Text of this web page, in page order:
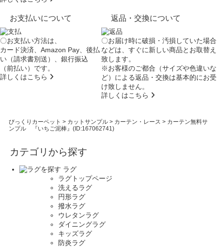
お支払いについて
〇お支払い方法は、
カード決済、Amazon Pay、後払
い（請求書別送）、銀行振込
（前払い）です。
詳しくはこちら
返品・交換について
〇お届け時に破損・汚損していた場合
などは、すぐに新しい商品とお取替え
致します。
※お客様のご都合（サイズや色違いな
ど）による返品・交換は基本的にお受
け致しません。
詳しくはこちら
びっくりカーペット > カットサンプル> カーテン・レース > カーテン無料サ
ンプル 『いちご泥棒』(ID:167062741)
カテゴリから探す
ラグ
ラグトップページ
洗えるラグ
円形ラグ
撥水ラグ
ウレタンラグ
ダイニングラグ
キッズラグ
防炎ラグ